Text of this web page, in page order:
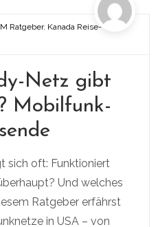
Ratgeber, Kanada Reise-
Netz gibt
Mobilfunk-
sich oft: Funktioniert
Und welches
Ratgeber erfährst
in USA – von